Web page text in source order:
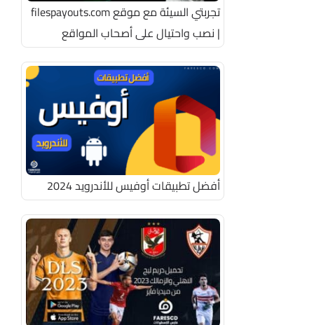
تجربتي السيئة مع موقع filespayouts.com
| نصب واحتيال على أصحاب المواقع
أفضل تطبيقات أوفيس للأندرويد 2024